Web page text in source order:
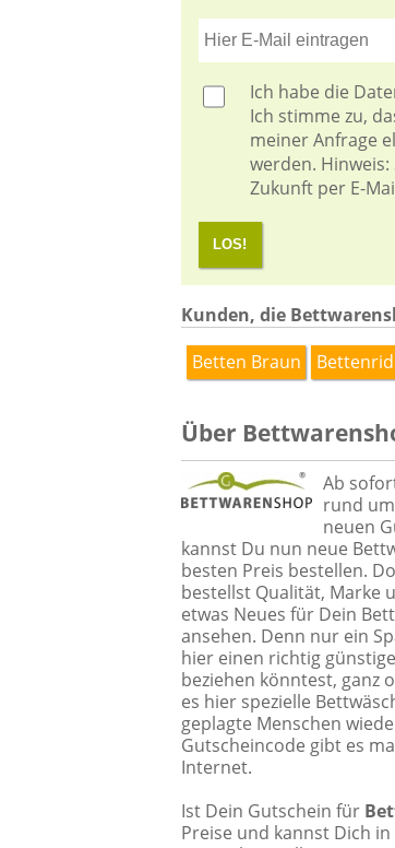
Ich habe die
Ich stimme zu,
meiner Anfrage
werden.
Zukunft per E-
LOS!
Kunden, die
Betten Braun
Bettenrid
Über
Ab
rund
neuen
kannst Du nun neue
besten Preis bestellen.
bestellst Qualität, Marke
etwas Neues für Dein
ansehen. Denn nur ein
hier einen richtig
beziehen könntest, ganz
es hier spezielle
geplagte Menschen
Gutscheincode gibt es
Internet.
Ist Dein Gutschein für
Preise und kannst Dich